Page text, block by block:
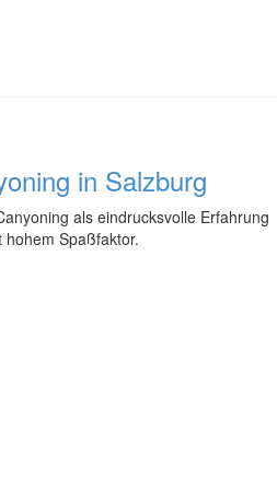
in Salzburg
als eindrucksvolle Erfahrung
Spaßfaktor.